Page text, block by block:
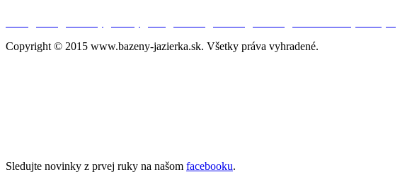
Copyright © 2015 www.bazeny-jazierka.sk. Všetky práva vyhradené.
Sledujte novinky z prvej ruky na našom facebooku.